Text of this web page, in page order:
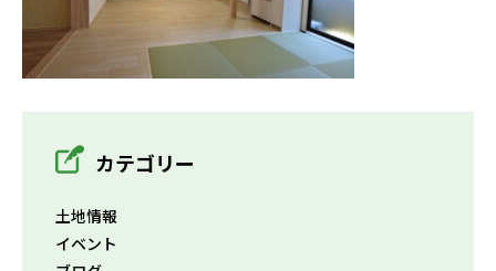
カテゴリー
土地情報
イベント